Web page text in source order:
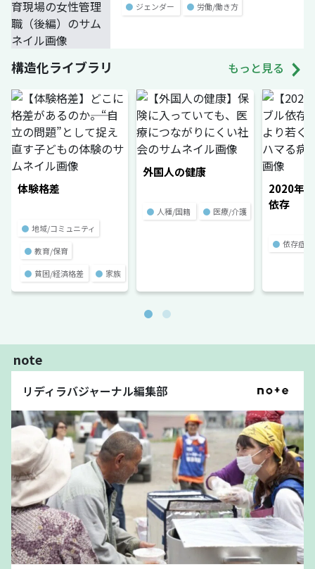
● ジェンダー ● 労働/働き方
構造化ライブラリ もっと見る
体験格差
● 地域/コミュニティ
● 教育/保育
● 貧困/経済格差 ● 家族
外国人の健康
● 人種/国籍 ● 医療/介護
2020年
依存
● 依存症
note
リディラバジャーナル編集部